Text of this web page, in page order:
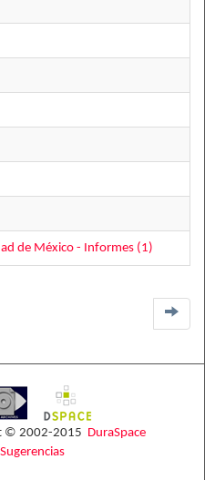
de México - Informes (1)
© 2002-2015 DuraSpace
Sugerencias